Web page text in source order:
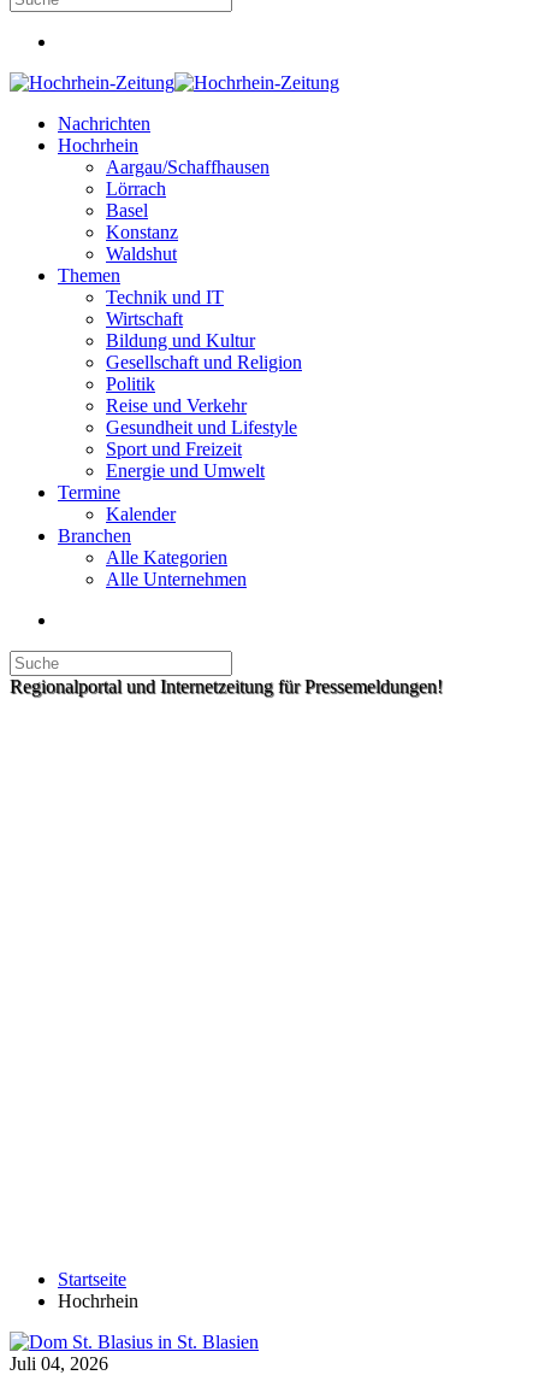
Nachrichten
Hochrhein
Aargau/Schaffhausen
Lörrach
Basel
Konstanz
Waldshut
Themen
Technik und IT
Wirtschaft
Bildung und Kultur
Gesellschaft und Religion
Politik
Reise und Verkehr
Gesundheit und Lifestyle
Sport und Freizeit
Energie und Umwelt
Termine
Kalender
Branchen
Alle Kategorien
Alle Unternehmen
Regionalportal und Internetzeitung für Pressemeldungen!
Startseite
Hochrhein
Juli 04, 2026